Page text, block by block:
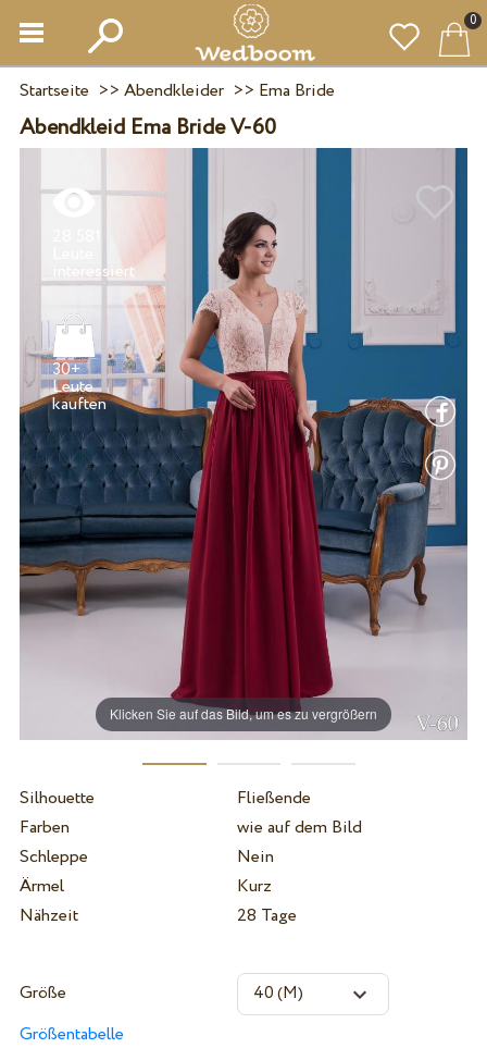
0
Startseite >> Abendkleider>> Ema Bride
Abendkleid Ema Bride V-60
Klicken Sie auf das Bild, um es zu vergrößern
interessiert
30+
Leute
kauften
Silhouette
Fließende
Farben
wie auf dem Bild
Schleppe
Nein
Ärmel
Kurz
Nähzeit
28 Tage
Größe
Größentabelle